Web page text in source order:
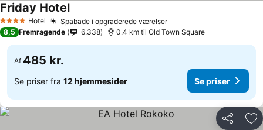
4 StjernerHotel Spabade i opgraderede værelserSe priser
Friday HotelSe priser
8,5 Fremragende 6.338 0.4 km til Old Town Square
Af 485 kr.
Se priser fra 12 hjemmesider Se priser
Del